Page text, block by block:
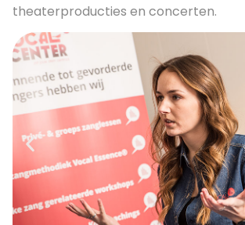
theaterproducties en concerten.